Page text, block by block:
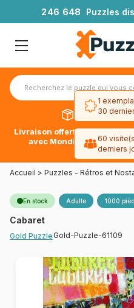
246 648 Puzzles
Livraison offerte dès 39€*
avec Mondial Relay
Accueil > Puzzles - Rétros et
En stock Adulte 1000
Cabaret
Gold Puzzle Gold-Puzzle-61109
1
30
60
derniers